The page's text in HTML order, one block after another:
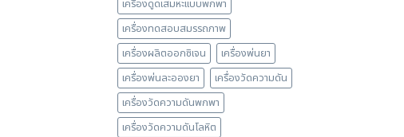
เครื่องดูดเสมหะแบบพกพา
เครื่องทดสอบสมรรถภาพ
เครื่องผลิตออกซิเจน
เครื่องพ่นยา
เครื่องพ่นละอองยา
เครื่องวัดความดัน
เครื่องวัดความดันพกพา
เครื่องวัดความดันโลหิต